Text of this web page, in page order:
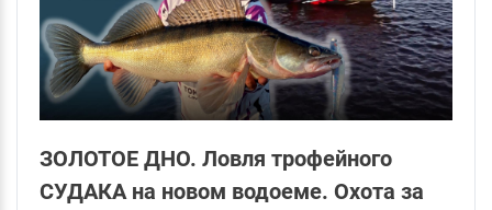
ЗОЛОТОЕ ДНО. Ловля трофейного
СУДАКА на новом водоеме. Охота за